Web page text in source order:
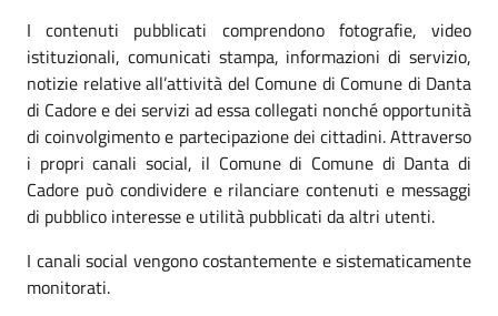
I contenuti pubblicati comprendono fotografie, video
istituzionali, comunicati stampa, informazioni di servizio,
notizie relative all’attività del Comune di Comune di Danta
di Cadore e dei servizi ad essa collegati nonché opportunità
di coinvolgimento e partecipazione dei cittadini. Attraverso
i propri canali social, il Comune di Comune di Danta di
Cadore può condividere e rilanciare contenuti e messaggi
di pubblico interesse e utilità pubblicati da altri utenti.
I canali social vengono costantemente e sistematicamente
monitorati.